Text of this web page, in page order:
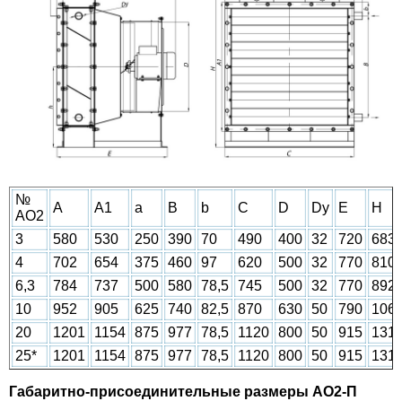
№
АО2
A A1 a B b C D Dy E H
3 580 530 250 390 70 490 400 32 720 683
4
702 654 375 460 97 620 500 32 770 810
6,3
784 737 500 580 78,5 745 500 32 770 892
10
952 905 625 740 82,5 870 630 50 790
20
1201 1154 875 977 78,5 1120 800 50 915
25*
1201 1154 875 977 78,5 1120 800 50 915
Габаритно-присоединительные размеры АО2-П